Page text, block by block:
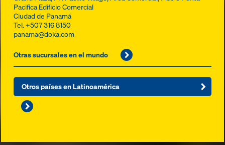
Pacifica Edificio Comercial
Ciudad de Panamá
Tel.+507 316 8150
panama@doka.com
Otras sucursales en el mundo
Otros países en Latinoamérica